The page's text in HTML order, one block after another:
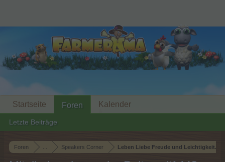
Foren Speakers Corner Leben Liebe Freude und
Startseite Foren
Letzte Beiträge
Kalender